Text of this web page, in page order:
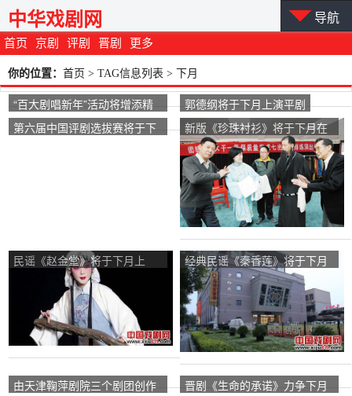
首页 京剧 评剧 晋剧 更多
中华戏剧网 导航
你的位置： 首页 > TAG信息列表 > 下月
“百大剧唱新年”活动将增添精
彩场面冯玉萍下个月将把平剧
郭德纲将于下月上演平剧
第六届中国评剧选拔赛将于下
新版《珍珠衬衫》将于下月在
北京上映
民谣《赵金堂》将于下月上
经典民谣《秦香莲》将于下月
上演。
由天津鞠萍剧院三个剧团创作
晋剧《生命的承诺》力争下月